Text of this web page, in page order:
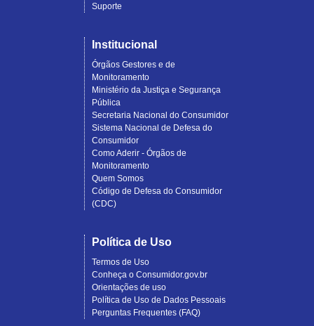
Suporte
Institucional
Órgãos Gestores e de
Monitoramento
Ministério da Justiça e Segurança
Pública
Secretaria Nacional do Consumidor
Sistema Nacional de Defesa do
Consumidor
Como Aderir - Órgãos de
Monitoramento
Quem Somos
Código de Defesa do Consumidor
(CDC)
Política de Uso
Termos de Uso
Conheça o Consumidor.gov.br
Orientações de uso
Política de Uso de Dados Pessoais
Perguntas Frequentes (FAQ)